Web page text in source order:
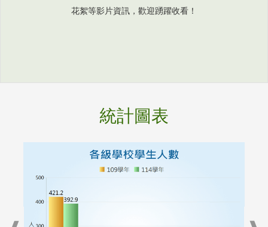
花絮等影片資訊，歡迎踴躍收看！
統計圖表